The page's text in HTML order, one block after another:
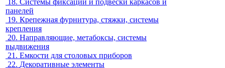
18. Системы фиксации и подвески каркасов и
панелей
19. Крепежная фурнитура, стяжки, системы
крепления
20. Направляющие, метабоксы, системы
выдвижения
21. Емкости для столовых приборов
22. Декоративные элементы